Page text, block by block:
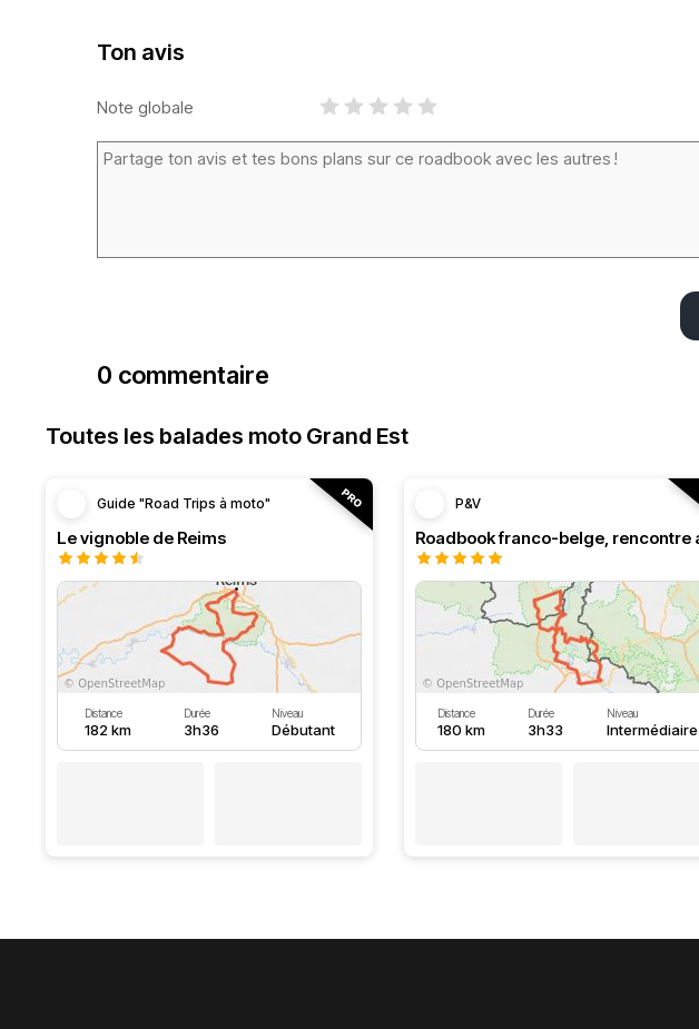
Ton avis
Note globale
0 commentaire
Toutes les balades moto Grand Est
Guide "Road Trips à moto"
Le vignoble de Reims
Distance
182 km
Durée
3h36
Niveau
Débutant
P&V
Distance
180 km
Durée
3h33
Niveau
Intermédiaire